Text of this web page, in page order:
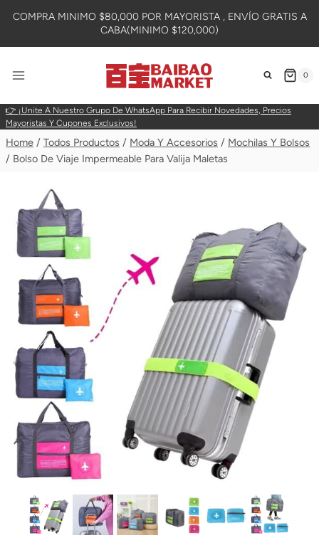
Content
COMPRA MINIMO $80,000 POR MAYORISTA , ENVÍO GRATIS A
CABA(MINIMO $120,000)
0
👉 ¡Unite A Nuestro Grupo De WhatsApp Para Recibir Novedades, Precios
Mayoristas Y Cupones Exclusivos!
Home / Todos Productos / Moda Y Accesorios / Mochilas Y Bolsos
/ Bolso De Viaje Impermeable Para Valija Maletas